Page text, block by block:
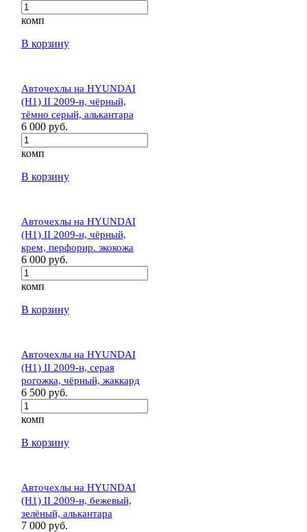
комп
В корзину
Авточехлы на HYUNDAI
(H1) II 2009-н, чёрный,
тёмно серый, алькантара
6 000 руб.
комп
В корзину
Авточехлы на HYUNDAI
(H1) II 2009-н, чёрный,
крем, перфорир. экокожа
6 000 руб.
комп
В корзину
Авточехлы на HYUNDAI
(H1) II 2009-н, серая
рогожка, чёрный, жаккард
6 500 руб.
комп
В корзину
Авточехлы на HYUNDAI
(H1) II 2009-н, бежевый,
зелёный, алькантара
7 000 руб.